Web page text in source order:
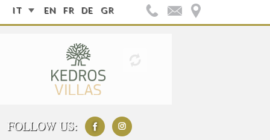
IT EN FR DE GR
FOLLOW US: